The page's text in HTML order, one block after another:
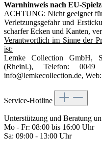
Warnhinweis nach EU-
ACHTUNG: Nicht geeignet
Verletzungsgefahr und
scharfer Ecken und Kanten,
Verantwortlich im Sinne der
ist:
Lemke Collection GmbH,
(Rheinl.), Telefon:
info@lemkecollection.de,
Service-Hotline
Unterstützung und Beratung
Mo - Fr: 08:00 bis 16:00 Uhr
Sa: 09:00 - 13:00 Uhr